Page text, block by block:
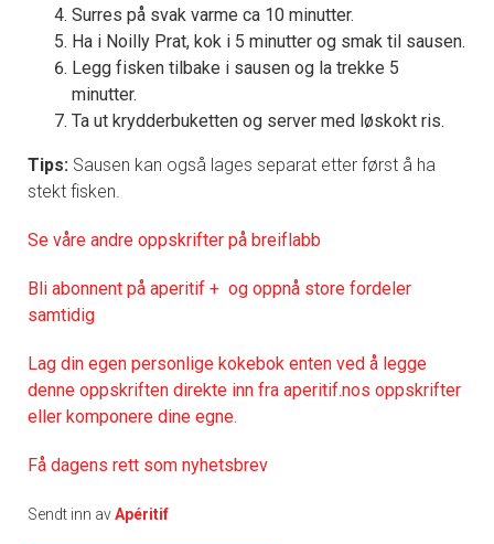
Surres på svak varme ca 10 minutter.
Ha i Noilly Prat, kok i 5 minutter og smak til sausen.
Legg fisken tilbake i sausen og la trekke 5
minutter.
Ta ut krydderbuketten og server med løskokt ris.
Tips: Sausen kan også lages separat etter først å ha
stekt fisken.
Se våre andre oppskrifter på breiflabb
Bli abonnent på aperitif + og oppnå store fordeler
samtidig
Lag din egen personlige kokebok enten ved å legge
denne oppskriften direkte inn fra aperitif.nos oppskrifter
eller komponere dine egne.
Få dagens rett som nyhetsbrev
Sendt inn avApéritif